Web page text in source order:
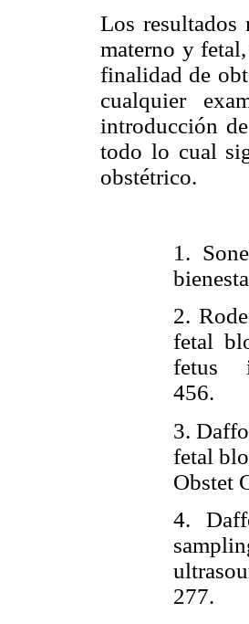
Los resultados
materno y
finalidad de
cualquier
introducción
todo lo cual
obstétrico.
1.
2.
fetal
fetus
3.
fetal
4.